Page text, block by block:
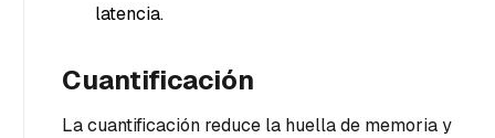
latencia.
Cuantificación
La cuantificación reduce la huella de memoria y